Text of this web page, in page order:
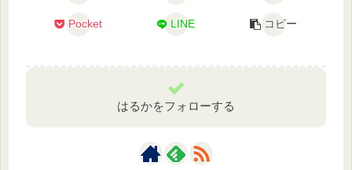
Pocket LINE コピー
はるかをフォローする